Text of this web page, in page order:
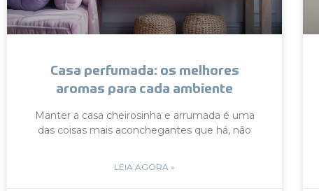
Casa perfumada: os melhores
aromas para cada ambiente
Manter a casa cheirosinha e arrumada é uma
das coisas mais aconchegantes que há, não
LEIA AGORA »